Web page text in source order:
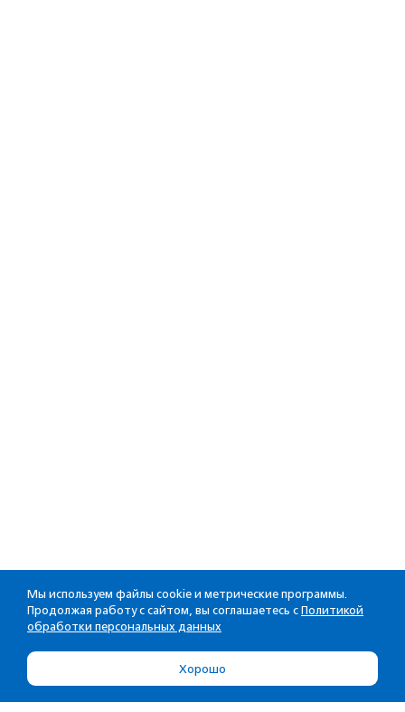
Мы используем файлы cookie и метрические программы.
Продолжая работу с сайтом, вы соглашаетесь с Политикой
обработки персональных данных
Хорошо